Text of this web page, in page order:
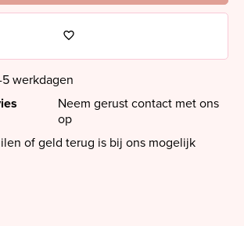
werkdagen
Neem gerust contact met ons
op
of geld terug is bij ons mogelijk